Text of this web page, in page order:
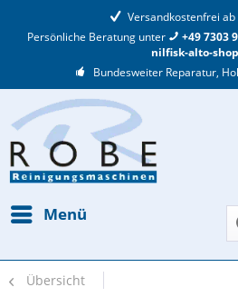
Versandkostenfrei
Persönliche Beratung unter
+49 7303
nilfisk-alto-
Bundesweiter Reparatur,
Menü
Übersicht